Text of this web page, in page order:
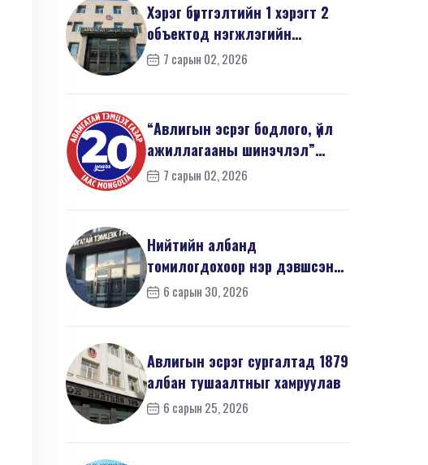
Хэрэг бүртгэлтийн 1 хэрэгт 2
объектод нэгжлэгийн
ажиллагаа явуулав
7 сарын 02, 2026
“Авлигын эсрэг бодлого, үйл
ажиллагааны шинэчлэл”
эрдэм шинжилгээний б...
7 сарын 02, 2026
Нийтийн албанд
томилогдохоор нэр дэвшсэн
668 иргэний урьдчилсан
6 сарын 30, 2026
Авлигын эсрэг сургалтад 1879
албан тушаалтныг хамруулав
6 сарын 25, 2026